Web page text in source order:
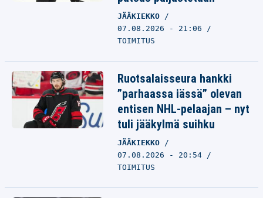
JÄÄKIEKKO
07.08.2026 - 21:06
TOIMITUS
Ruotsalaisseura hankki
”parhaassa iässä” olevan
entisen NHL-pelaajan – nyt
tuli jääkylmä suihku
JÄÄKIEKKO
07.08.2026 - 20:54
TOIMITUS